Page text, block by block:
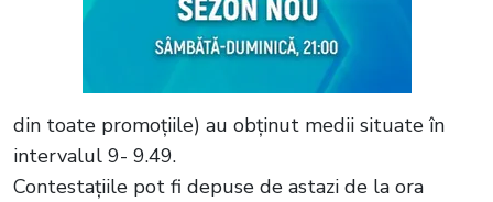
din toate promoțiile) au obținut medii situate în
intervalul 9- 9.49.
Contestațiile pot fi depuse de astazi de la ora